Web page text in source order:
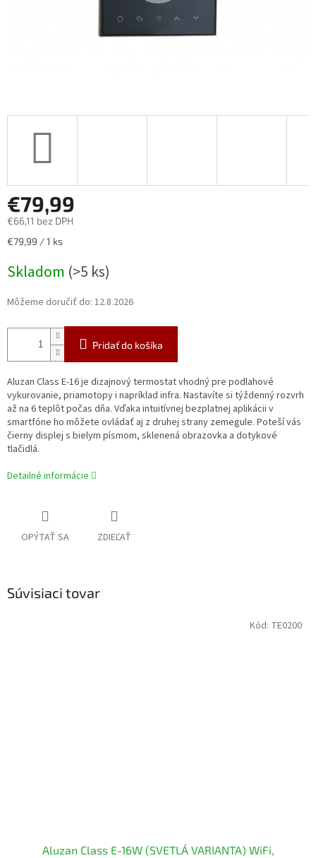
€79,99
€66,11 bez DPH
Jednotková
€79,99 / 1 ks
Skladom (>5 ks)
Môžeme doručiť do: 12.8.2026
Pridať do košíka
Aluzan Class E-16 je dizajnový termostat vhodný pre podlahové
vykurovanie, priamotopy i napríklad infra. Nastavíte si týždenný rozvrh
až na 6 teplôt počas dňa. Vďaka intuitívnej bezplatnej aplikácii v
smartfóne ho môžete ovládať aj z druhej strany zemegule. Poteší vás
čierny displej s bielym písmom, sklenená obrazovka a dotykové
tlačidlá.
Detailné informácie
OPÝTAŤ SA ZDIEĽAŤ
Súvisiaci tovar
Aluzan Class E-16W (SVETLÁ VARIANTA) WiFi,
Kód: TE0200